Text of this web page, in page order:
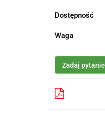
Dostępność
Waga
Zadaj pytanie